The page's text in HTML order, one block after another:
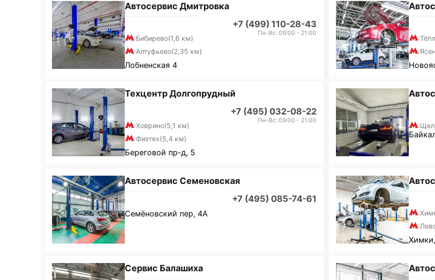
Автосервис Дмитровка
+7 (499) 110-28-43
Бибирево(1,6 км)
Алтуфьево(2,35 км)
Пн-Вс: 09:00 - 21:00
Лобненская 4
Техцентр Долгопрудный
+7 (495) 032-08-22
Ховрино(5,1 км)
Физтех(5,4 км)
Пн-Вс: 09:00 - 21:00
Береговой пр-д, 5
Автосервис Семеновская
+7 (495) 085-74-61
Семёновский пер, 4А
Сервис Балашиха